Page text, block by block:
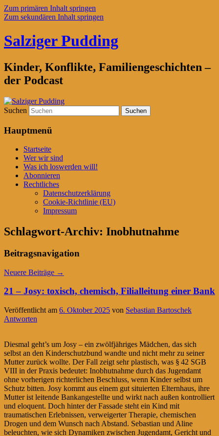
Zum primären Inhalt springen
Zum sekundären Inhalt springen
Salziger Pudding
Kinder, Konflikte, Familiengeschichten –
der Podcast
Suchen
Hauptmenü
Startseite
Wer wir sind
Was ich loswerden will!
Abonnieren
Rechtliches
Datenschutzerklärung
Cookie-Richtlinie (EU)
Impressum
Schlagwort-Archiv: Inobhutnahme
Beitragsnavigation
Neuere Beiträge →
21 – Josy: toxisch, chemisch, Filialleitung einer Bank
Veröffentlicht am 6. Oktober 2025 von Sebastian Bartoschek
Antworten
Diesmal geht’s um Josy – ein zwölfjähriges Mädchen, das sich
selbst an den Kinderschutzbund wandte und nicht mehr zu seiner
Mutter zurück wollte. Der Fall zeigt sehr plastisch, was § 42 SGB
VIII in der Praxis bedeutet: Inobhutnahme durch das Jugendamt
ohne vorherigen richterlichen Beschluss, wenn Kinder selbst um
Schutz bitten. Josy kommt aus einem gut situierten Elternhaus, ihre
Mutter ist leitende Bankangestellte und wirkt nach außen kontrolliert
und eloquent. Doch hinter der Fassade steht ein Kind mit
traumatischen Erlebnissen, verweigerter Therapie, chemischen
Drogen und dem Wunsch nach Abstand. Sebastian und Aline
beleuchten, wie sich Dynamiken zwischen Jugendamt, Gericht und